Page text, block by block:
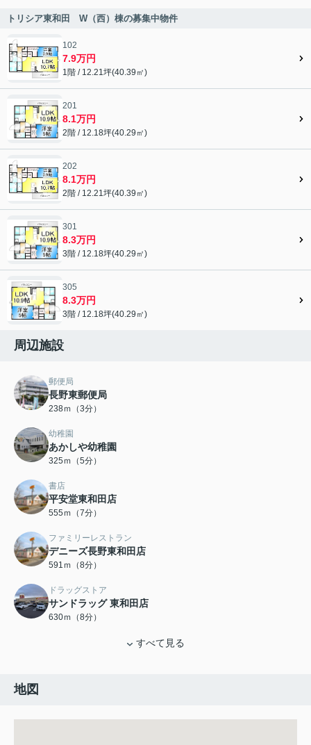
トリシア東和田 W（西）棟の募集中物件
102
7.9万円
1階 / 12.21坪(40.39㎡)
201
8.1万円
2階 / 12.18坪(40.29㎡)
202
8.1万円
2階 / 12.21坪(40.39㎡)
301
8.3万円
3階 / 12.18坪(40.29㎡)
305
8.3万円
3階 / 12.18坪(40.29㎡)
周辺施設
郵便局
長野東郵便局
238ｍ（3分）
幼稚園
あかしや幼稚園
325ｍ（5分）
書店
平安堂東和田店
555ｍ（7分）
ファミリーレストラン
デニーズ長野東和田店
591ｍ（8分）
ドラッグストア
サンドラッグ 東和田店
630ｍ（8分）
すべて見る
地図